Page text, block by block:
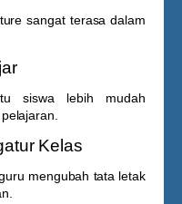
sangat terasa dalam
siswa lebih mudah
Kelas
mengubah tata letak